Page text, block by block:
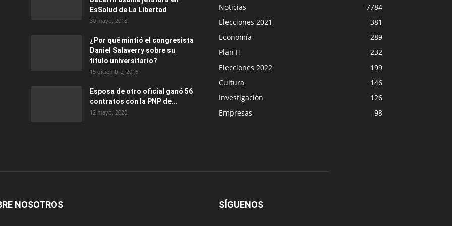
EsSalud de La Libertad
30 mayo, 2018
¿Por qué mintió el congresista
Daniel Salaverry sobre su
título universitario?
15 diciembre, 2016
Esposa de otro oficial ganó 56
contratos con la PNP de...
12 mayo, 2020
Noticias
7784
Elecciones 2021
381
Economía
289
Plan H
232
Elecciones 2022
199
Cultura
146
Investigación
126
Empresas
98
NOSOTROS SÍGUENOS